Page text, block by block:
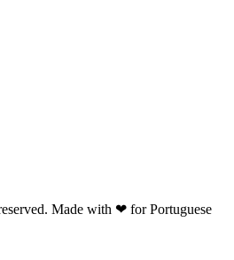
Made with ❤ for Portuguese